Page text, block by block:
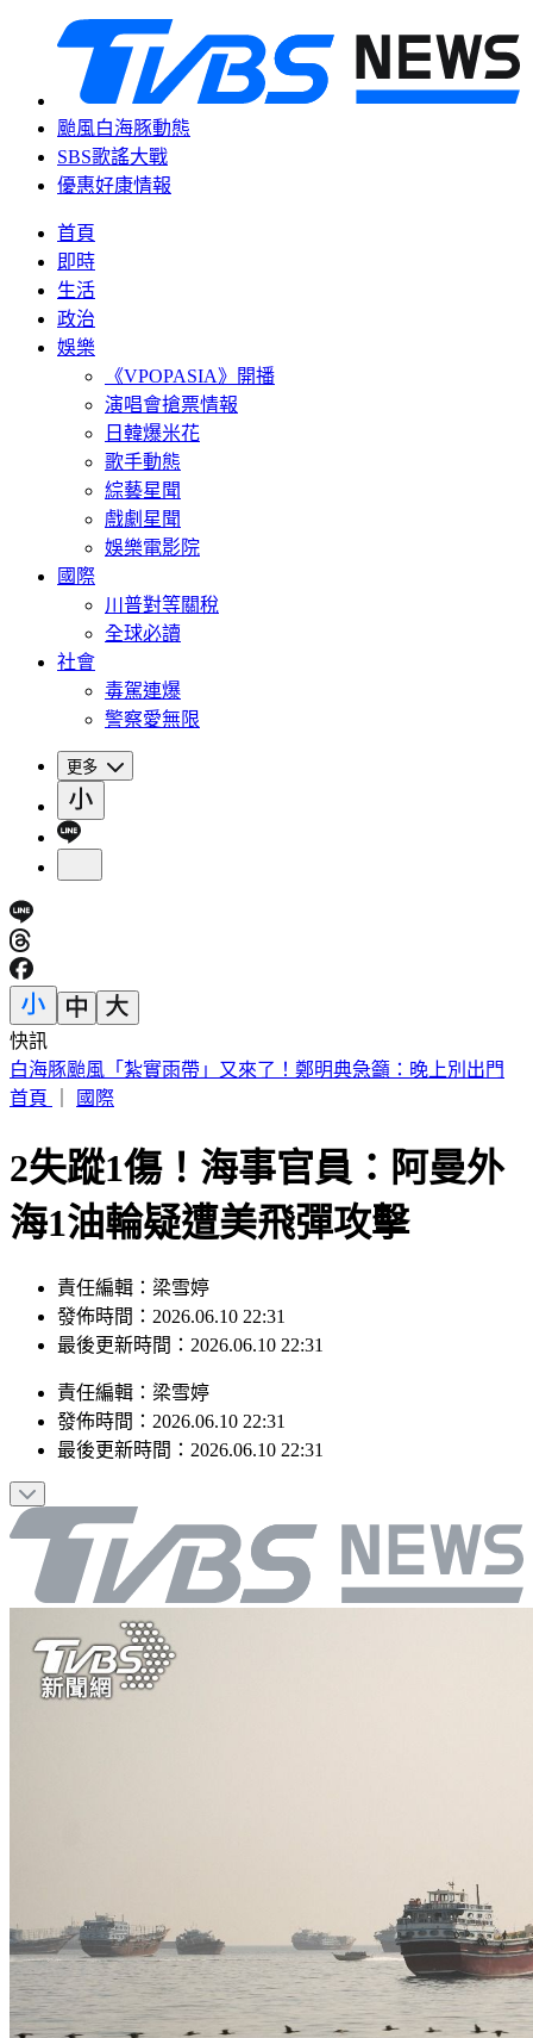
颱風白海豚動態
SBS歌謠大戰
優惠好康情報
首頁
即時
生活
政治
娛樂
《VPOPASIA》開播
演唱會搶票情報
日韓爆米花
歌手動態
綜藝星聞
戲劇星聞
娛樂電影院
國際
川普對等關稅
全球必讀
社會
毒駕連爆
警察愛無限
更多
快訊
別只看台積電！ 外媒點名「2檔AI設備股」快上車
首頁
國際
2失蹤1傷！海事官員：阿曼外
海1油輪疑遭美飛彈攻擊
責任編輯：梁雪婷
發佈時間：2026.06.10 22:31
最後更新時間：2026.06.10 22:31
責任編輯 ： 梁雪婷
發佈時間： 2026.06.10 22:31
最後更新時間： 2026.06.10 22:31